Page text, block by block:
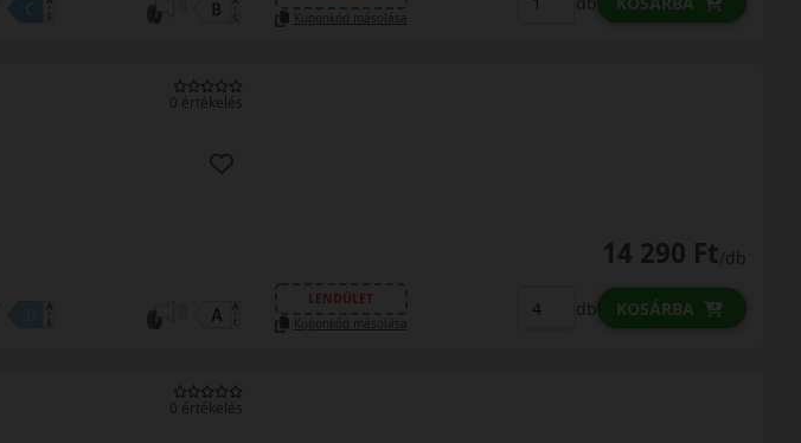
Kuponkód másolása
0 értékelés
14 290 Ft/db
LENDÜLET
Kuponkód másolása
db KOSÁRBA
0 értékelés